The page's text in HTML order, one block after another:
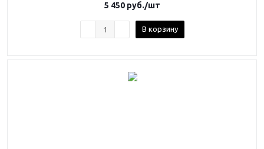
5 450 руб./шт
В корзину